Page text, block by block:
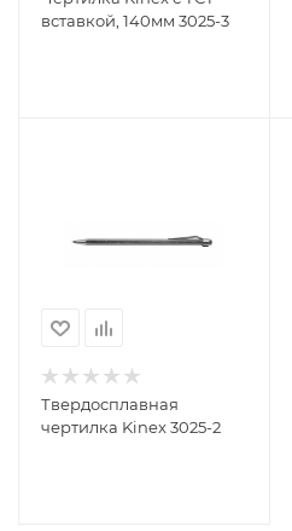
вставкой, 140мм 3025-3
Твердосплавная
чертилка Kinex 3025-2